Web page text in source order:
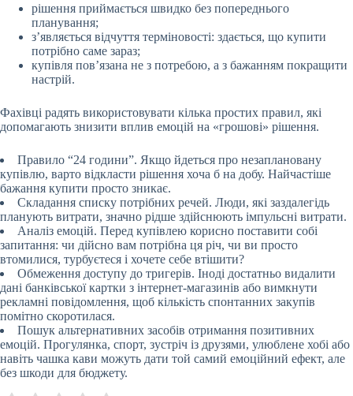
рішення приймається швидко без попереднього
планування;
з’являється відчуття терміновості: здається, що купити
потрібно саме зараз;
купівля пов’язана не з потребою, а з бажанням покращити
настрій.
Фахівці радять використовувати кілька простих правил, які
допомагають знизити вплив емоцій на «грошові» рішення.
Правило “24 години”. Якщо йдеться про незаплановану
купівлю, варто відкласти рішення хоча б на добу. Найчастіше
бажання купити просто зникає.
Складання списку потрібних речей. Люди, які заздалегідь
планують витрати, значно рідше здійснюють імпульсні витрати.
Аналіз емоцій. Перед купівлею корисно поставити собі
запитання: чи дійсно вам потрібна ця річ, чи ви просто
втомилися, турбуєтеся і хочете себе втішити?
Обмеження доступу до тригерів. Іноді достатньо видалити
дані банківської картки з інтернет-магазинів або вимкнути
рекламні повідомлення, щоб кількість спонтанних закупів
помітно скоротилася.
Пошук альтернативних засобів отримання позитивних
емоцій. Прогулянка, спорт, зустріч із друзями, улюблене хобі або
навіть чашка кави можуть дати той самий емоційний ефект, але
без шкоди для бюджету.